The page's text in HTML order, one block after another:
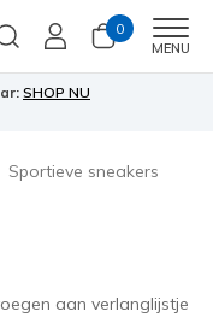
0
MENU
ledenMeld je aan
Sportieve sneakers
aan verlanglijstje